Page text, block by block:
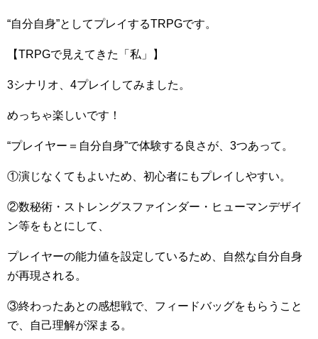
“自分自身”としてプレイするTRPGです。
【TRPGで見えてきた「私」】
3シナリオ、4プレイしてみました。
めっちゃ楽しいです！
“プレイヤー＝自分自身”で体験する良さが、3つあって。
①演じなくてもよいため、初心者にもプレイしやすい。
②数秘術・ストレングスファインダー・ヒューマンデザイ
ン等をもとにして、
プレイヤーの能力値を設定しているため、自然な自分自身
が再現される。
③終わったあとの感想戦で、フィードバッグをもらうこと
で、自己理解が深まる。